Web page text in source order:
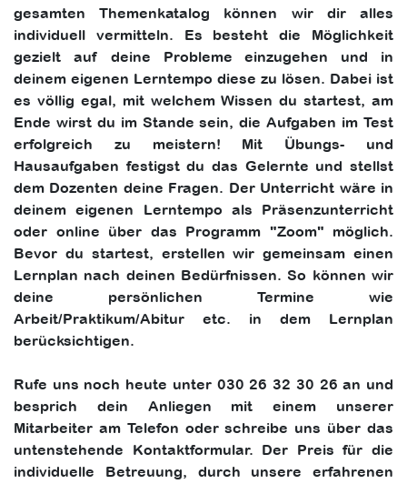
gesamten Themenkatalog können wir dir alles
individuell vermitteln. Es besteht die Möglichkeit
gezielt auf deine Probleme einzugehen und in
deinem eigenen Lerntempo diese zu lösen. Dabei ist
es völlig egal, mit welchem Wissen du startest, am
Ende wirst du im Stande sein, die Aufgaben im Test
erfolgreich zu meistern! Mit Übungs- und
Hausaufgaben festigst du das Gelernte und stellst
dem Dozenten deine Fragen. Der Unterricht wäre in
deinem eigenen Lerntempo als Präsenzunterricht
oder online über das Programm "Zoom" möglich.
Bevor du startest, erstellen wir gemeinsam einen
Lernplan nach deinen Bedürfnissen. So können wir
deine persönlichen Termine wie
Arbeit/Praktikum/Abitur etc. in dem Lernplan
berücksichtigen.
Rufe uns noch heute unter 030 26 32 30 26 an und
besprich dein Anliegen mit einem unserer
Mitarbeiter am Telefon oder schreibe uns über das
untenstehende Kontaktformular. Der Preis für die
individuelle Betreuung, durch unsere erfahrenen